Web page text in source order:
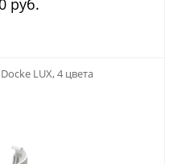
руб.
LUX, 4 цвета